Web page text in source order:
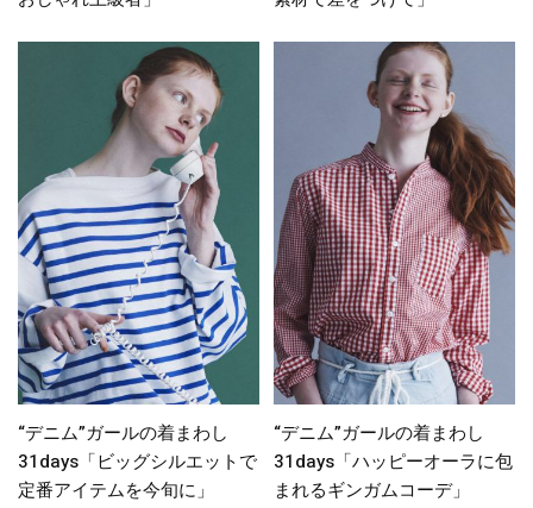
“デニム”ガールの着まわし
31days「ビッグシルエットで
定番アイテムを今旬に」
“デニム”ガールの着まわし
31days「ハッピーオーラに包
まれるギンガムコーデ」